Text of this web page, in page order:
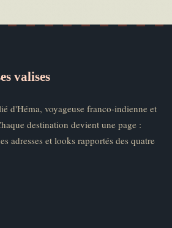
valises
d'Héma, voyageuse franco-indienne et
destination devient une page :
adresses et looks rapportés des quatre